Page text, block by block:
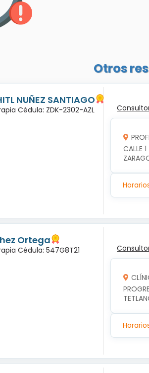
Otros
NUÑEZ SANTIAGO
Cédula: ZDK-2302-AZL
CALLE
Ortega
Cédula: 547G8T21